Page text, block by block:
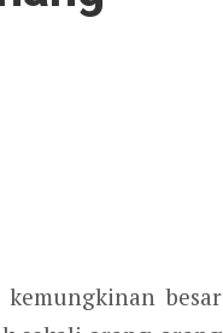
besar